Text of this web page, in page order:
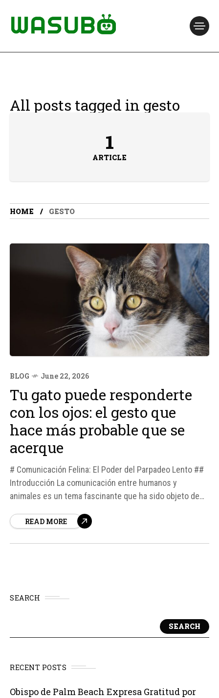
All posts tagged in gesto
1
ARTICLE
HOME GESTO
BLOG June 22, 2026
Tu gato puede responderte
con los ojos: el gesto que
hace más probable que se
acerque
# Comunicación Felina: El Poder del Parpadeo Lento ##
Introducción La comunicación entre humanos y
animales es un tema fascinante que ha sido objeto de
investigación publicada en Scientific Reports ha
READ MORE
SEARCH
SEARCH
RECENT POSTS
Obispo de Palm Beach Expresa Gratitud por